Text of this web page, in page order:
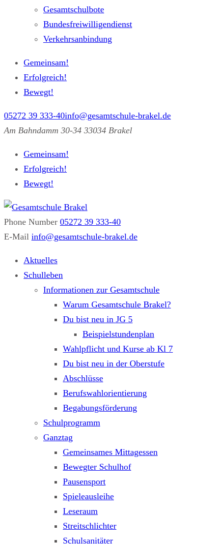
Gesamtschulbote
Bundesfreiwilligendienst
Verkehrsanbindung
Gemeinsam!
Erfolgreich!
Bewegt!
05272 39 333-40info@gesamtschule-brakel.de
Am Bahndamm 30-34 33034 Brakel
Gemeinsam!
Erfolgreich!
Bewegt!
Phone Number 05272 39 333-40
E-Mail info@gesamtschule-brakel.de
Aktuelles
Schulleben
Informationen zur Gesamtschule
Warum Gesamtschule Brakel?
Du bist neu in JG 5
Beispielstundenplan
Wahlpflicht und Kurse ab Kl 7
Du bist neu in der Oberstufe
Abschlüsse
Berufswahlorientierung
Begabungsförderung
Schulprogramm
Ganztag
Gemeinsames Mittagessen
Bewegter Schulhof
Pausensport
Spieleausleihe
Leseraum
Streitschlichter
Schulsanitäter